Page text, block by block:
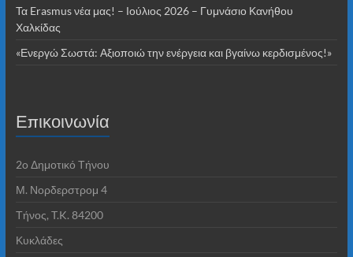
Τα Erasmus νέα μας! – Ιούλιος 2026 – Γυμνάσιο Κανήθου
Χαλκίδας
«Ενεργώ Σωστά: Αξιοποιώ την ενέργεια και βγαίνω κερδισμένος!»
Επικοινωνία
2o Δημοτικό Τήνου
Μ. Νορδερστρομ 4
Τήνος, T.K. 84200
Κυκλάδες